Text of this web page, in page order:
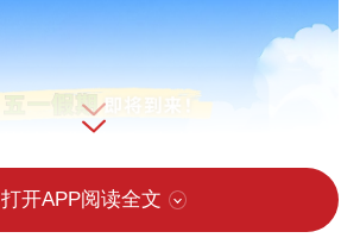
打开APP阅读全文